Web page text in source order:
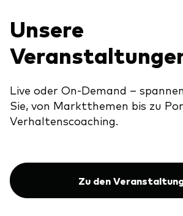
Unsere
Live oder On-Demand –
Sie, von Marktthemen bis zu
Verhaltenscoaching.
Zu den